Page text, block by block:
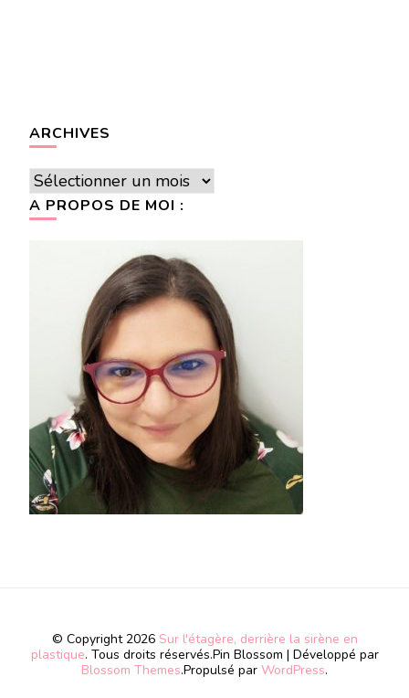
ARCHIVES
Archives
A PROPOS DE MOI :
© Copyright 2026 Sur l'étagère, derrière la sirène en
plastique. Tous droits réservés.Pin Blossom | Développé par
Blossom Themes.Propulsé par WordPress.